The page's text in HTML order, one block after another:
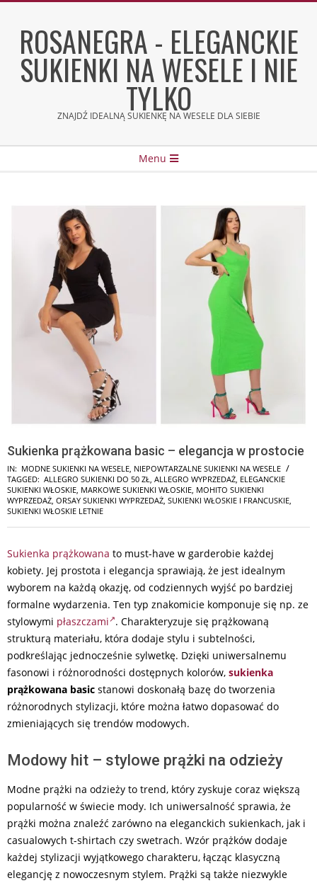
contentROSANEGRA - ELEGANCKIE
SUKIENKI NA WESELE I NIE
TYLKO
ZNAJDŹ IDEALNĄ SUKIENKĘ NA WESELE DLA SIEBIE
Menu
Sukienka prążkowana basic – elegancja w prostocie
IN: MODNE SUKIENKI NA WESELE, NIEPOWTARZALNE SUKIENKI NA WESELE
TAGGED: ALLEGRO SUKIENKI DO 50 ZŁ, ALLEGRO WYPRZEDAŻ, ELEGANCKIE
SUKIENKI WŁOSKIE, MARKOWE SUKIENKI WŁOSKIE, MOHITO SUKIENKI
WYPRZEDAŻ, ORSAY SUKIENKI WYPRZEDAŻ, SUKIENKI WŁOSKIE I FRANCUSKIE,
SUKIENKI WŁOSKIE LETNIE
Sukienka prążkowana to must-have w garderobie każdej
kobiety. Jej prostota i elegancja sprawiają, że jest idealnym
wyborem na każdą okazję, od codziennych wyjść po bardziej
formalne wydarzenia. Ten typ znakomicie komponuje się np. ze
stylowymi płaszczami . Charakteryzuje się prążkowaną
strukturą materiału, która dodaje stylu i subtelności,
podkreślając jednocześnie sylwetkę. Dzięki uniwersalnemu
fasonowi i różnorodności dostępnych kolorów, sukienka
prążkowana basic stanowi doskonałą bazę do tworzenia
różnorodnych stylizacji, które można łatwo dopasować do
zmieniających się trendów modowych.
Modowy hit – stylowe prążki na odzieży
Modne prążki na odzieży to trend, który zyskuje coraz większą
popularność w świecie mody. Ich uniwersalność sprawia, że
prążki można znaleźć zarówno na eleganckich sukienkach, jak i
casualowych t-shirtach czy swetrach. Wzór prążków dodaje
każdej stylizacji wyjątkowego charakteru, łącząc klasyczną
elegancję z nowoczesnym stylem. Prążki są także niezwykle